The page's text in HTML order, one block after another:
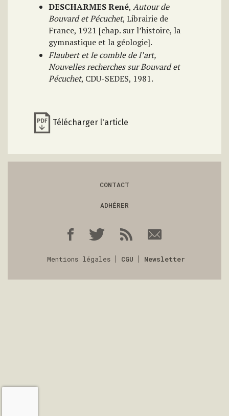
DESCHARMES René, Autour de
Bouvard et Pécuchet, Librairie de
France, 1921 [chap. sur l’histoire, la
gymnastique et la géologie].
Flaubert et le comble de l’art,
Nouvelles recherches sur Bouvard et
Pécuchet, CDU-SEDES, 1981.
Télécharger l'article
CONTACT
ADHÉRER
Mentions légales CGU Newsletter